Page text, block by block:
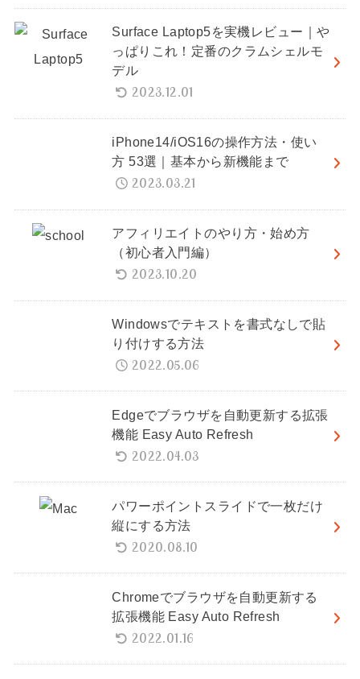
Surface Laptop5を実機レビュー｜や
っぱりこれ！定番のクラムシェルモ
デル
2023.12.01
iPhone14/iOS16の操作方法・使い
方 53選｜基本から新機能まで
2023.03.21
アフィリエイトのやり方・始め方
（初心者入門編）
2023.10.20
Windowsでテキストを書式なしで貼
り付けする方法
2022.05.06
Edgeでブラウザを自動更新する拡張
機能 Easy Auto Refresh
2022.04.03
パワーポイントスライドで一枚だけ
縦にする方法
2020.08.10
Chromeでブラウザを自動更新する
拡張機能 Easy Auto Refresh
2022.01.16